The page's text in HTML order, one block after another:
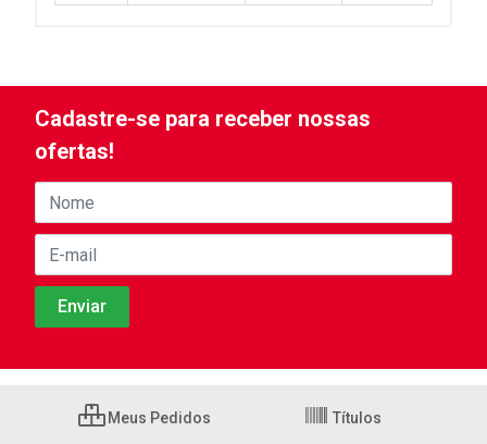
Cadastre-se para receber nossas
ofertas!
Meus Pedidos Títulos